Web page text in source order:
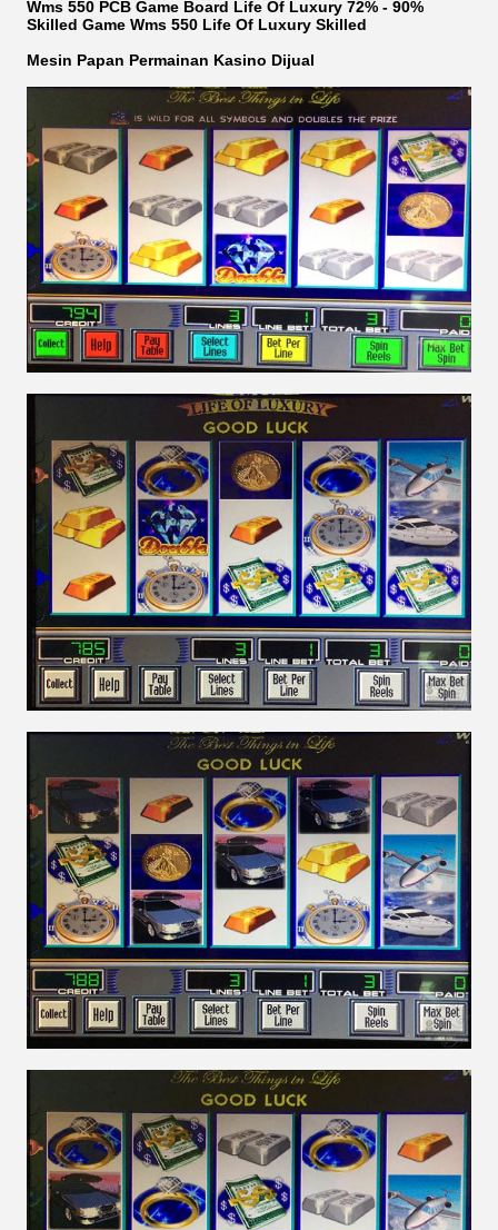
Wms 550 PCB Game Board Life Of Luxury 72% - 90%
Skilled Game Wms 550 Life Of Luxury Skilled
Mesin Papan Permainan Kasino Dijual